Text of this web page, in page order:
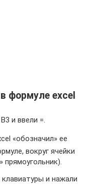
формуле excel
и ввели =.
«обозначил» ее
вокруг ячейки
клавиатуры и нажали